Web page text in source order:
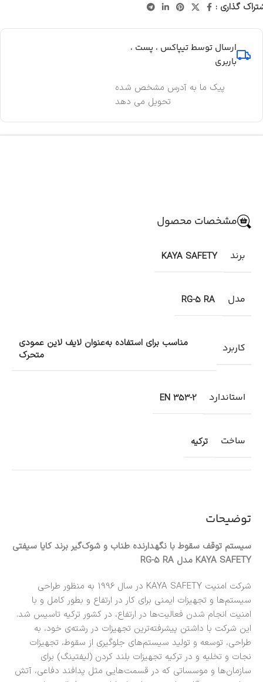
گذاری :
ارسال توسط تیپاکس ، پست ،
باربری
پیک ما به آدرس مشخص شده
تحویل می دهد
توضیحات
سیستم توقف سقوط با نگهدارنده طناب و شوک‌گیر برند کایا سیفتی
KAYA SAFETY مدل RG-5 RA
شرکت امنیت KAYA SAFETY در سال 1996 به منظور طراحی
سیستم‌ها و تجهیزات ایمنی برای کار در ارتفاع و بطور کامل و با
امنیت انجام شدن فعالیت‌ها در ارتفاع، در کشور ترکیه تاسیس شد.
این شرکت با داشتن پیشرفته‌ترین تجهیزات در رشته‌ی خود، به
طراحی، توسعه و تولید سیستم‌های جلوگیری از سقوط، تجهیزات
نجات و تخلیه و در ترکیه تجهیزات بلند کردن (لیفتینگ) برای
سازمان‌ها و موسساتی که در قسمت‌هایی مثل پدافند دفاعی، آتش
مشخصات محصول
برند KAYA SAFETY
مدل RG-5 RA
کاربرد
مناسب برای استفاده به‌عنوان لایف لاین عمودی
متحرک
استاندارد EN 353-2
ساخت ترکیه